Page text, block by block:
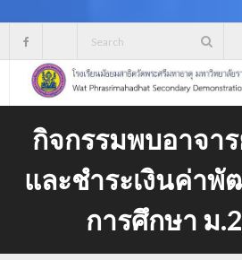
content
กิจกรรมพบอาจา
และชำระเงินค่า
การศึกษา ม